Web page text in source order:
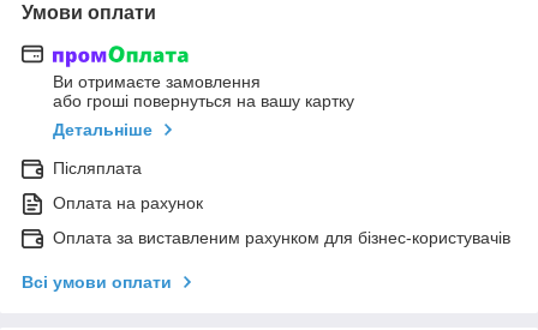
Умови оплати
Ви отримаєте замовлення
або гроші повернуться на вашу картку
Детальніше
Післяплата
Оплата на рахунок
Оплата за виставленим рахунком для бізнес-користувачів
Всі умови оплати